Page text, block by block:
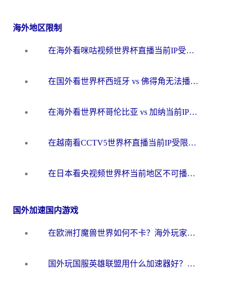
海外地区限制
在海外看咪咕视频世界杯直播当前IP受限制？这篇指南帮你搞定所有体育赛事观看难题
在国外看世界杯西班牙 vs 佛得角无法播放？这篇指南帮你解锁所有中文体育直播
在海外看世界杯哥伦比亚 vs 加纳当前IP受限制？这篇指南帮你流畅看中文解说赛事
在越南看CCTV5世界杯直播当前IP受限制？海外党体育观赛终极指南来了
在日本看央视频世界杯当前地区不可播放？海外党体育观赛终极指南
国外加速国内游戏
在欧洲打魔兽世界如何不卡？海外玩家的国服游戏加速终极攻略
国外玩国服英雄联盟用什么加速器好？海外党亲测有效的国服游戏加速指南